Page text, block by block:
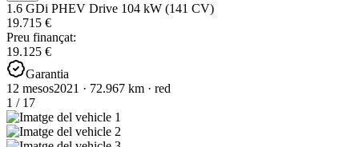
1.6 GDi PHEV Drive 104 kW (141 CV)
19.715 €
Preu finançat:
19.125 €
Garantia
12 mesos2021 · 72.967 km · red
1 / 17